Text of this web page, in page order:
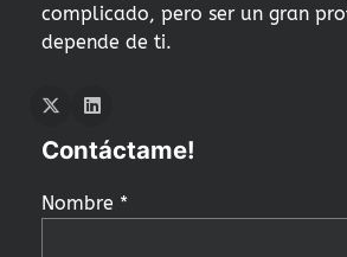
complicado, pero ser un gran
depende de ti.
TwitterLInkedIn
Contáctame!
Nombre *